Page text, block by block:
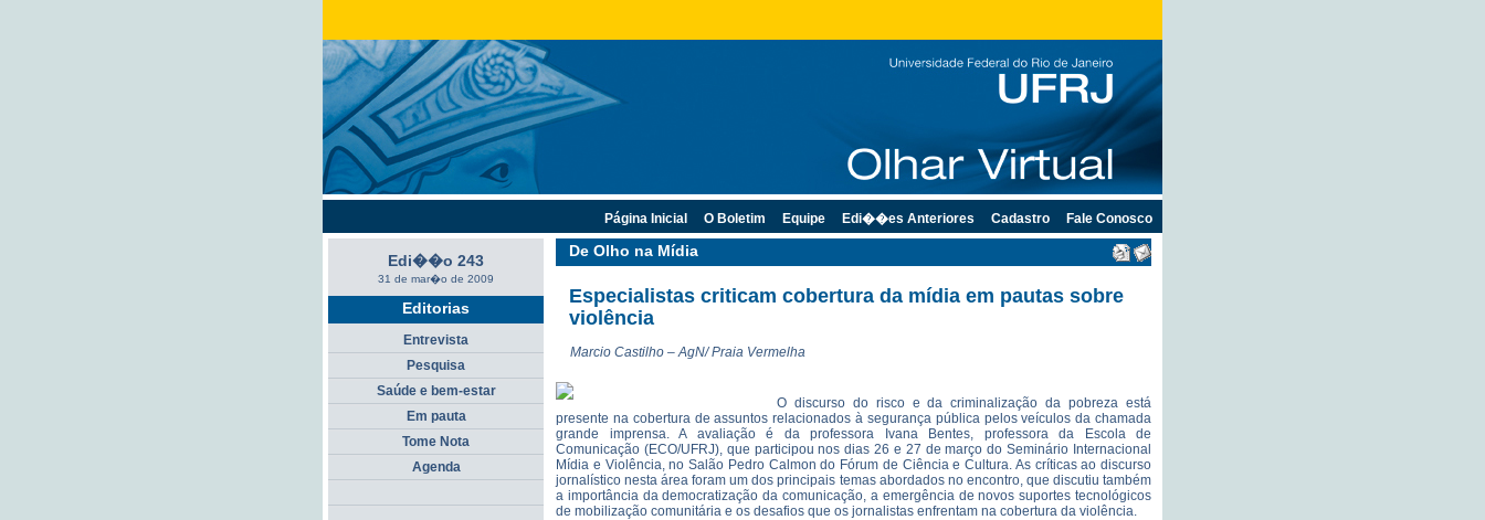
De Olho na Mídia
Especialistas criticam cobertura da mídia em pautas sobre
violência
Marcio Castilho – AgN/ Praia Vermelha
O discurso do risco e da criminalização da pobreza está
presente na cobertura de assuntos relacionados à segurança pública pelos veículos da chamada
grande imprensa. A avaliação é da professora Ivana Bentes, professora da Escola de
Comunicação (ECO/UFRJ), que participou nos dias 26 e 27 de março do Seminário Internacional
Mídia e Violência, no Salão Pedro Calmon do Fórum de Ciência e Cultura. As críticas ao discurso
jornalístico nesta área foram um dos principais temas abordados no encontro, que discutiu também
a importância da democratização da comunicação, a emergência de novos suportes tecnológicos
de mobilização comunitária e os desafios que os jornalistas enfrentam na cobertura da violência.
Edi��o 243
31 de mar�o de 2009
Editorias
Entrevista
Pesquisa
Saúde e bem-estar
Em pauta
Tome Nota
Agenda
Página Inicial O Boletim Equipe Edi��es Anteriores Cadastro Fale Conosco